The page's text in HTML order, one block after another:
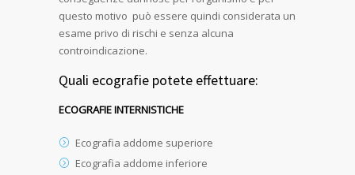
questo motivo può essere quindi considerata un
esame privo di rischi e senza alcuna
controindicazione.
Quali ecografie potete effettuare:
ECOGRAFIE INTERNISTICHE
Ecografia addome superiore
Ecografia addome inferiore